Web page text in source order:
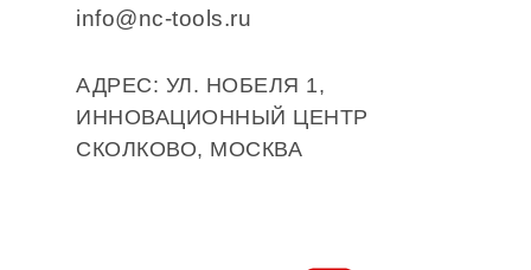
info@nc-tools.ru
АДРЕС: УЛ. НОБЕЛЯ 1,
ИННОВАЦИОННЫЙ ЦЕНТР
СКОЛКОВО, МОСКВА